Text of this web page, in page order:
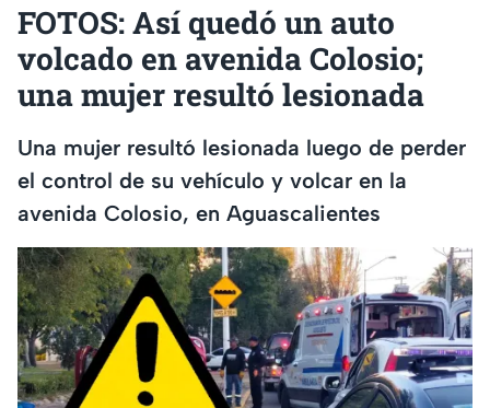
FOTOS: Así quedó un auto
volcado en avenida Colosio;
una mujer resultó lesionada
Una mujer resultó lesionada luego de perder
el control de su vehículo y volcar en la
avenida Colosio, en Aguascalientes